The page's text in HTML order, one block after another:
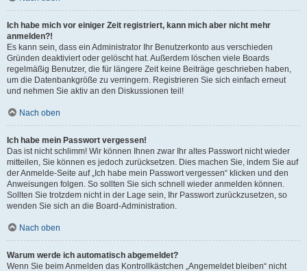
Ich habe mich vor einiger Zeit registriert, kann mich aber nicht mehr
anmelden?!
Es kann sein, dass ein Administrator Ihr Benutzerkonto aus verschieden
Gründen deaktiviert oder gelöscht hat. Außerdem löschen viele Boards
regelmäßig Benutzer, die für längere Zeit keine Beiträge geschrieben haben,
um die Datenbankgröße zu verringern. Registrieren Sie sich einfach erneut
und nehmen Sie aktiv an den Diskussionen teil!
Nach oben
Ich habe mein Passwort vergessen!
Das ist nicht schlimm! Wir können Ihnen zwar Ihr altes Passwort nicht wieder
mitteilen, Sie können es jedoch zurücksetzen. Dies machen Sie, indem Sie auf
der Anmelde-Seite auf „Ich habe mein Passwort vergessen“ klicken und den
Anweisungen folgen. So sollten Sie sich schnell wieder anmelden können.
Sollten Sie trotzdem nicht in der Lage sein, Ihr Passwort zurückzusetzen, so
wenden Sie sich an die Board-Administration.
Nach oben
Warum werde ich automatisch abgemeldet?
Wenn Sie beim Anmelden das Kontrollkästchen „Angemeldet bleiben“ nicht